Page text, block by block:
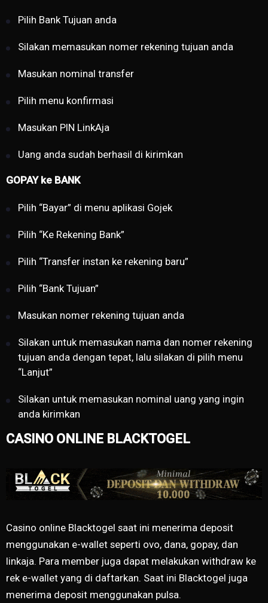
Pilih Bank Tujuan anda
Silakan memasukan nomer rekening tujuan anda
Masukan nominal transfer
Pilih menu konfirmasi
Masukan PIN LinkAja
Uang anda sudah berhasil di kirimkan
GOPAY ke BANK
Pilih “Bayar” di menu aplikasi Gojek
Pilih “Ke Rekening Bank”
Pilih “Transfer instan ke rekening baru”
Pilih “Bank Tujuan”
Masukan nomer rekening tujuan anda
Silakan untuk memasukan nama dan nomer rekening
tujuan anda dengan tepat, lalu silakan di pilih menu
“Lanjut”
Silakan untuk memasukan nominal uang yang ingin
anda kirimkan
CASINO ONLINE BLACKTOGEL
Casino online Blacktogel saat ini menerima deposit
menggunakan e-wallet seperti ovo, dana, gopay, dan
linkaja. Para member juga dapat melakukan withdraw ke
rek e-wallet yang di daftarkan. Saat ini Blacktogel juga
menerima deposit menggunakan pulsa.